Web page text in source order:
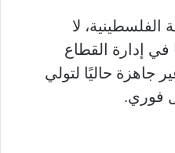
الفلسطينية، لا
في إدارة القطاع
جاهزة حاليًا لتولي
فوري.